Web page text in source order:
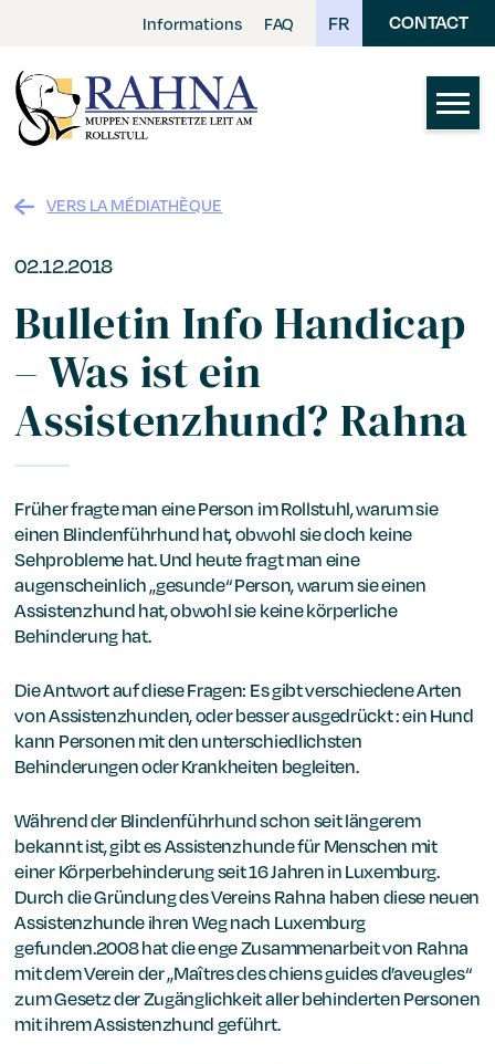
Informations FAQ FR CONTACT
VERS LA MÉDIATHÈQUE
02.12.2018
Bulletin Info Handicap
– Was ist ein
Assistenzhund? Rahna
Früher fragte man eine Person im Rollstuhl, warum sie
einen Blindenführhund hat, obwohl sie doch keine
Sehprobleme hat. Und heute fragt man eine
augenscheinlich „gesunde“ Person, warum sie einen
Assistenzhund hat, obwohl sie keine körperliche
Behinderung hat.
Die Antwort auf diese Fragen: Es gibt verschiedene Arten
von Assistenzhunden, oder besser ausgedrückt : ein Hund
kann Personen mit den unterschiedlichsten
Behinderungen oder Krankheiten begleiten.
Während der Blindenführhund schon seit längerem
bekannt ist, gibt es Assistenzhunde für Menschen mit
einer Körperbehinderung seit 16 Jahren in Luxemburg.
Durch die Gründung des Vereins Rahna haben diese neuen
Assistenzhunde ihren Weg nach Luxemburg
gefunden.2008 hat die enge Zusammenarbeit von Rahna
mit dem Verein der „Maîtres des chiens guides d’aveugles“
zum Gesetz der Zugänglichkeit aller behinderten Personen
mit ihrem Assistenzhund geführt.